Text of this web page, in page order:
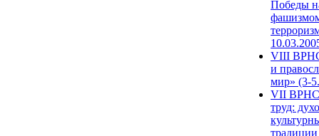
Победы
VIII
и
мир» (3-
VII ВРНС
труд: